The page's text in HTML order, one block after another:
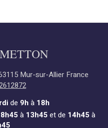
Mur-sur-Allier France
de 9h à 18h
8h45 à 13h45 et de 14h45 à